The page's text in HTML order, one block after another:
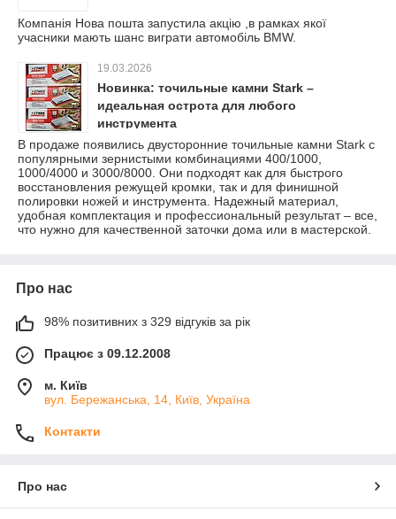
Компанія Нова пошта запустила акцію ,в рамках якої
учасники мають шанс виграти автомобіль BMW.
19.03.2026
Новинка: точильные камни Stark –
идеальная острота для любого
инструмента
В продаже появились двусторонние точильные камни Stark с
популярными зернистыми комбинациями 400/1000,
1000/4000 и 3000/8000. Они подходят как для быстрого
восстановления режущей кромки, так и для финишной
полировки ножей и инструмента. Надежный материал,
удобная комплектация и профессиональный результат – все,
что нужно для качественной заточки дома или в мастерской.
Про нас
98% позитивних з 329 відгуків за рік
Працює з 09.12.2008
м. Київ
вул. Бережанська, 14, Київ, Україна
Контакти
Про нас